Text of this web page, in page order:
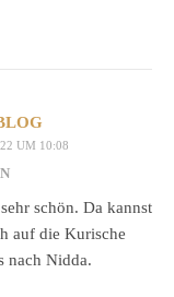
UM 10:08
schön. Da kannst
auf die Kurische
nach Nidda.